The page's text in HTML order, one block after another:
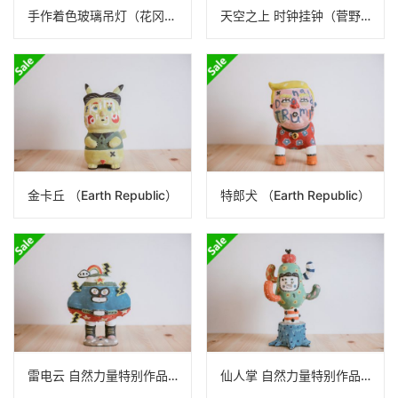
手作着色玻璃吊灯（花冈央） 天空之上 时钟挂钟（菅野贵峰）N24B438
金卡丘 （Earth Republic） 特郎犬 （Earth Republic）
雷电云 自然力量特别作品（Earth Republic） 仙人掌 自然力量特别作品（Earth Republic）